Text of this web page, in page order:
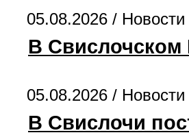
05.08.2026 /
В
05.08.2026 /
В Свислочи